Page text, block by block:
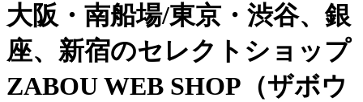
大阪・南船場/東京・渋谷、銀
座、新宿のセレクトショップ
ZABOU WEB SHOP（ザボウ